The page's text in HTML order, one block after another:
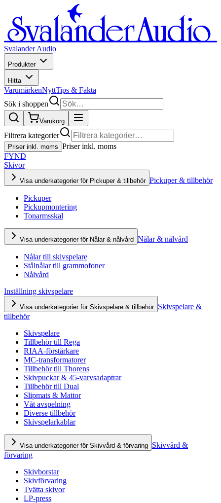
Svalander Audio
Produkter
Hitta
VarumärkenNyttTips & Fakta
Sök i shoppen
Varukorg
Filtrera kategorier
Priser inkl. moms Priser inkl. moms
FYND
Skivor
Visa underkategorier för Pickuper & tillbehör Pickuper & tillbehör
Pickuper
Pickupmontering
Tonarmsskal
Visa underkategorier för Nålar & nålvård Nålar & nålvård
Nålar till skivspelare
Stålnålar till grammofoner
Nålvård
Inställning skivspelare
Visa underkategorier för Skivspelare & tillbehör Skivspelare &
tillbehör
Skivspelare
Tillbehör till Rega
RIAA-förstärkare
MC-transformatorer
Tillbehör till Thorens
Skivpuckar & 45-varvsadaptrar
Tillbehör till Dual
Slipmats & Mattor
Våt avspelning
Diverse tillbehör
Skivspelarkablar
Visa underkategorier för Skivvård & förvaring Skivvård &
förvaring
Skivborstar
Skivförvaring
Tvätta skivor
LP-press